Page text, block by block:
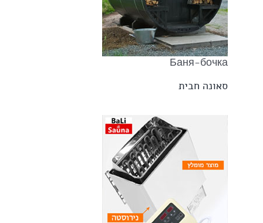
Баня-бочка
סאונה חבית